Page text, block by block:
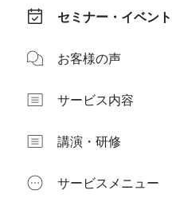
セミナー・イベント
お客様の声
サービス内容
講演・研修
サービスメニュー